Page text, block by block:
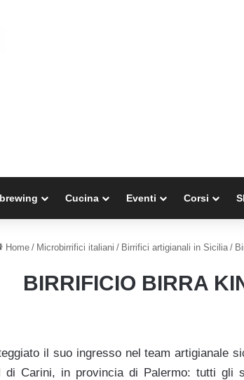
Cucina Eventi Corsi
Home / Microbirrifici italiani / Birrifici artigianali in Sicilia /
BIRRIFICIO BIRRA
il suo ingresso nel team artigianale
Carini, in provincia di Palermo: tutti gli